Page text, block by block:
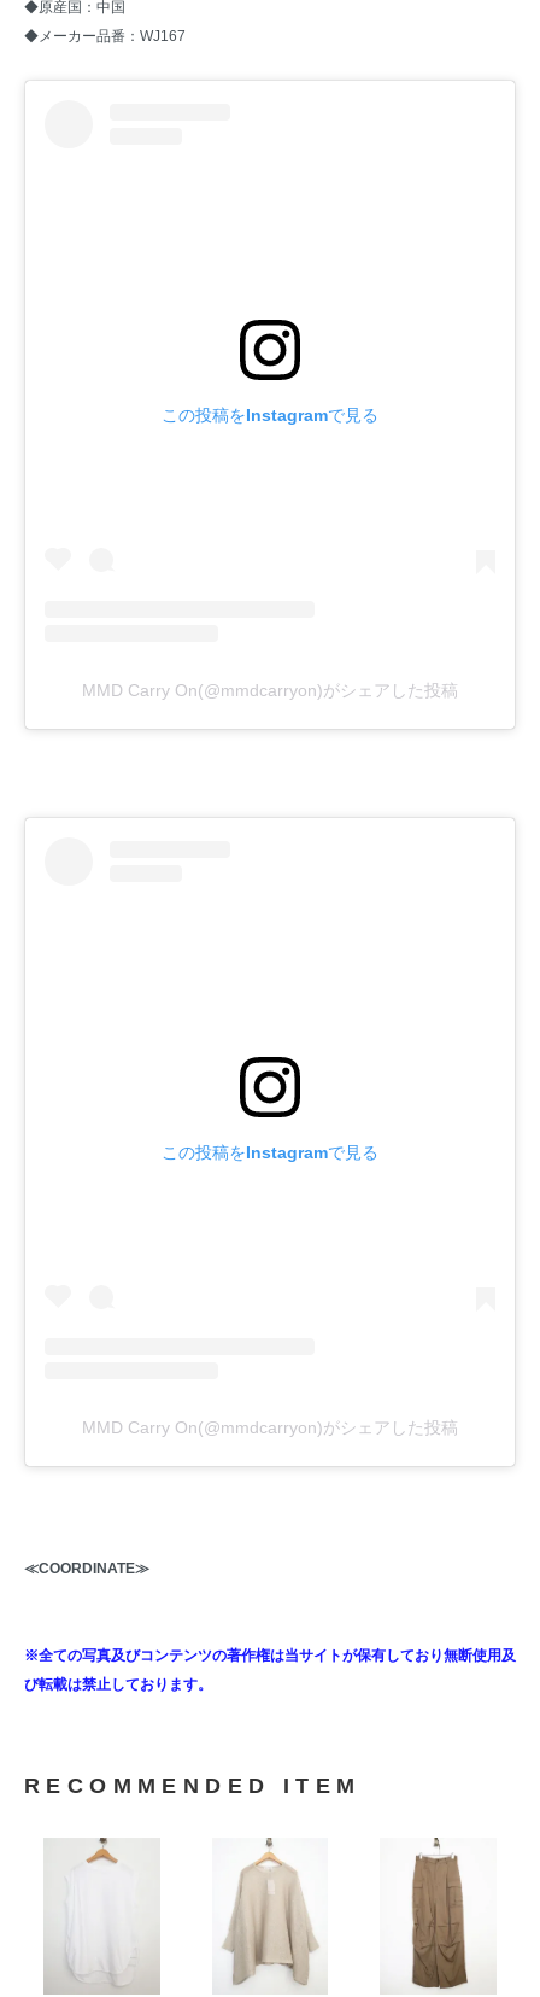
◆原産国：中国
◆メーカー品番：WJ167
この投稿をInstagramで見る
MMD Carry On(@mmdcarryon)がシェアした投稿
この投稿をInstagramで見る
MMD Carry On(@mmdcarryon)がシェアした投稿
≪COORDINATE≫
※全ての写真及びコンテンツの著作権は当サイトが保有しており無断使用及
び転載は禁止しております。
RECOMMENDED ITEM